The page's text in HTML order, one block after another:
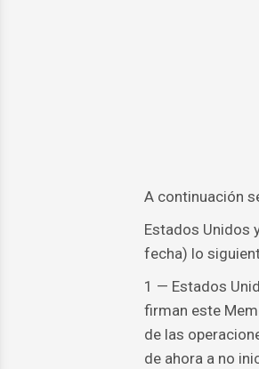
A continuación
Estados Unidos
fecha) lo
1 — Estados
firman este
de las
de ahora a no